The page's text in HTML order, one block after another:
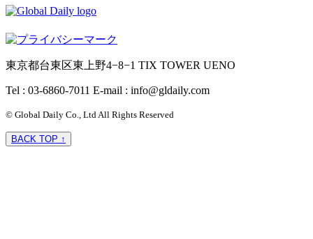
東京都台東区東上野4−8−1 TIX TOWER UENO
Tel : 03-6860-7011 E-mail : info@gldaily.com
© Global Daily Co., Ltd All Rights Reserved
BACK TOP ↑